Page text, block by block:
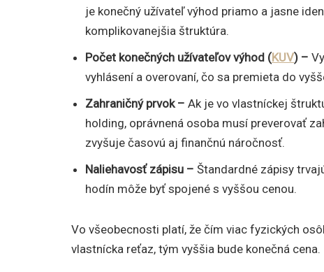
je konečný užívateľ výhod priamo a jasne
komplikovanejšia štruktúra.
Počet konečných užívateľov výhod (KUV) –
vyhlásení a overovaní, čo sa premieta do
Zahraničný prvok – Ak je vo vlastníckej
holding, oprávnená osoba musí preverovať
zvyšuje časovú aj finančnú náročnosť.
Naliehavosť zápisu – Štandardné zápisy
hodín môže byť spojené s vyššou cenou.
Vo všeobecnosti platí, že čím viac fyzických
vlastnícka reťaz, tým vyššia bude konečná cena.